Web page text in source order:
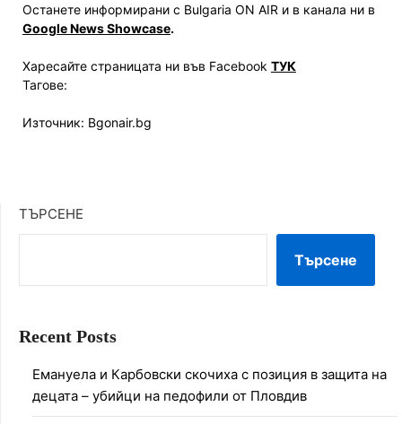
Останете информирани с Bulgaria ON AIR и в канала ни в
Google News Showcase.
Харесайте страницата ни във Facebook ТУК
Тагове:
Източник: Bgonair.bg
ТЪРСЕНЕ
Търсене
Recent Posts
Емануела и Карбовски скочиха с позиция в защита на
децата – убийци на педофили от Пловдив